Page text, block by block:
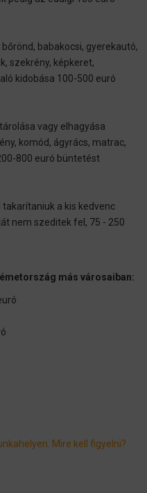
babakocsi, gyerekautó,
szekrény, képkeret,
kidobása 100-500 euró
vagy elhagyása
komód, ágyrács, matrac,
800 euró büntetést
a kis kedvenc
nem szeditek fel, 75 - 250
más városaiban:
Mire kell figyelni?